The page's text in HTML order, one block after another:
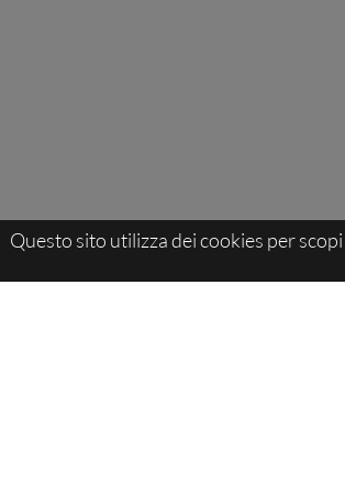
Questo sito utilizza dei cookies per